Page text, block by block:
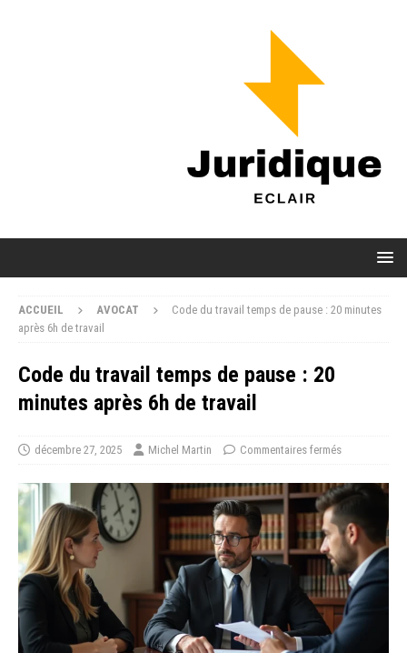
ACCUEIL AVOCAT
Code du travail temps de pause : 20 minutes
après 6h de travail
Code du travail temps de pause : 20
minutes après 6h de travail
décembre 27, 2025 Michel Martin Commentaires fermés